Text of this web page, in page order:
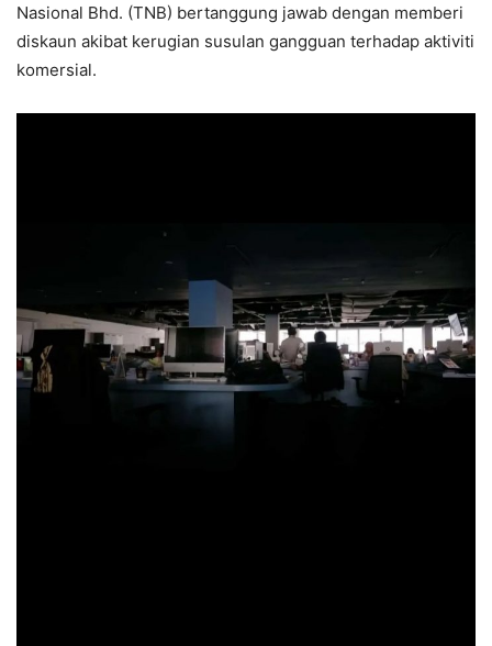
Nasional Bhd. (TNB) bertanggung jawab dengan memberi
diskaun akibat kerugian susulan gangguan terhadap aktiviti
komersial.